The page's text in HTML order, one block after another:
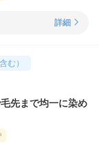
詳細
む）
先まで均一に染め